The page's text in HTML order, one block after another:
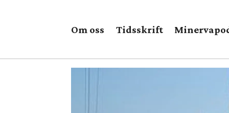
Om oss Tidsskrift